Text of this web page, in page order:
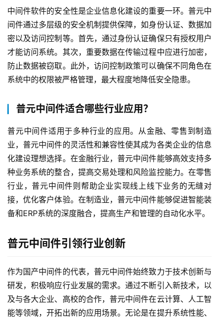
中间件软件的安全性是企业信息化建设的重要一环。普元中
间件通过多层级的安全机制提供保障，如身份认证、数据加
密以及访问控制等。首先，通过身份认证确保只有授权用户
才能访问系统。其次，重要数据在传输过程中应进行加密，
防止数据被窃取。此外，访问控制政策可以确保不同角色在
系统中的权限被严格管理，最大程度地降低安全隐患。
普元中间件适合哪些行业应用？
普元中间件适用于多种行业的应用。从金融、零售到制造
业，普元中间件的灵活性和兼容性使其成为各类企业的信息
化建设理想选择。在金融行业，普元中间件能够高效支持多
种业务系统的整合，提高交易处理和风险监控能力。在零售
行业，普元中间件则帮助企业实现线上线下业务的无缝对
接，优化客户体验。在制造业，普元中间件能够促进智能装
备和ERP系统的深度融合，提高生产和管理的自动化水平。
普元中间件引领行业创新
作为国产中间件的代表，普元中间件始终致力于技术创新与
研发，积极响应行业发展的需求。通过不断引入新技术，以
及与各大企业、高校的合作，普元中间件在云计算、人工智
能等领域，开拓出新的应用场景。无论是在提升系统性能、